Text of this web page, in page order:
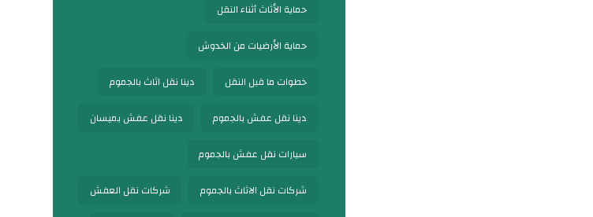
حماية الأثاث أثناء النقل
حماية الأرضيات من الخدوش
خطوات ما قبل النقل دينا نقل اثاث بالجموم
دينا نقل عفش بالجموم دينا نقل عفش بميسان
سيارات نقل عفش بالجموم
شركات نقل الاثاث بالجموم شركات نقل العفش